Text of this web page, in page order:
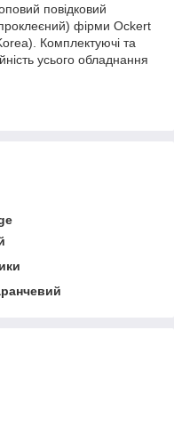
повідковий
фірми Ockert
Комплектуючі та
усього обладнання